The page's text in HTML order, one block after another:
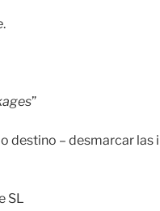
.
”
destino – desmarcar las
SL